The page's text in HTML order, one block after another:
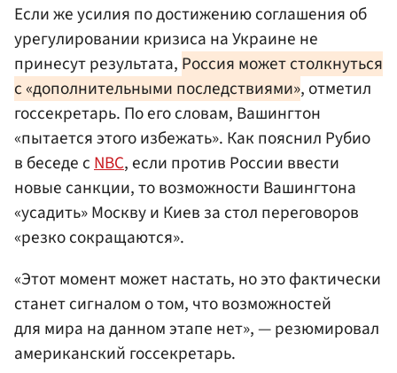
Если же усилия по достижению соглашения об
урегулировании кризиса на Украине не
принесут результата, Россия может столкнуться
с «дополнительными последствиями», отметил
госсекретарь. По его словам, Вашингтон
«пытается этого избежать». Как пояснил Рубио
в беседе сNBC, если против России ввести
новые санкции, то возможности Вашингтона
«усадить» Москву и Киев за стол переговоров
«резко сокращаются».
«Этот момент может настать, но это фактически
станет сигналом о том, что возможностей
для мира на данном этапе нет», — резюмировал
американский госсекретарь.